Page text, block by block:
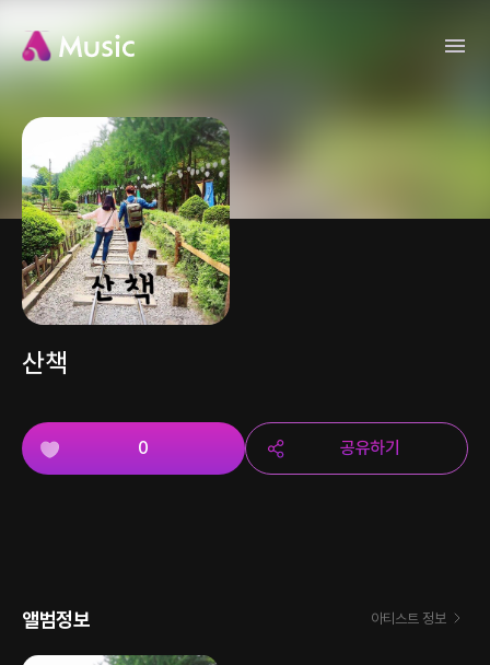
산책
0 공유하기
앨범정보 아티스트 정보